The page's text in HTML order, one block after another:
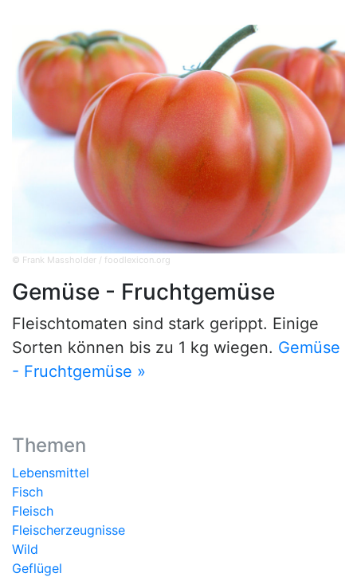
© Frank Massholder / foodlexicon.org
Gemüse - Fruchtgemüse
Fleischtomaten sind stark gerippt. Einige
Sorten können bis zu 1 kg wiegen. Gemüse
- Fruchtgemüse »
Themen
Lebensmittel
Fisch
Fleisch
Fleischerzeugnisse
Wild
Geflügel